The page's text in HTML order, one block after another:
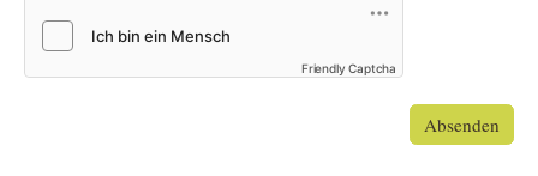
Friendly Captcha
Absenden